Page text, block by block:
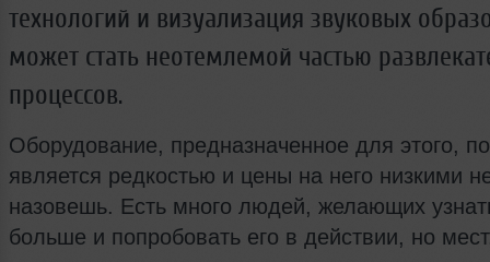
технологий и визуализация звуковых
может стать неотемлемой частью
процессов.
Оборудование, предназначенное для этого,
является редкостью и цены на него низкими
назовешь. Есть много людей, желающих
больше и попробовать его в действии, но